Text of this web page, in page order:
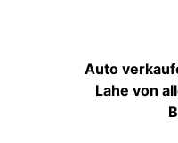
Auto
Lahe von